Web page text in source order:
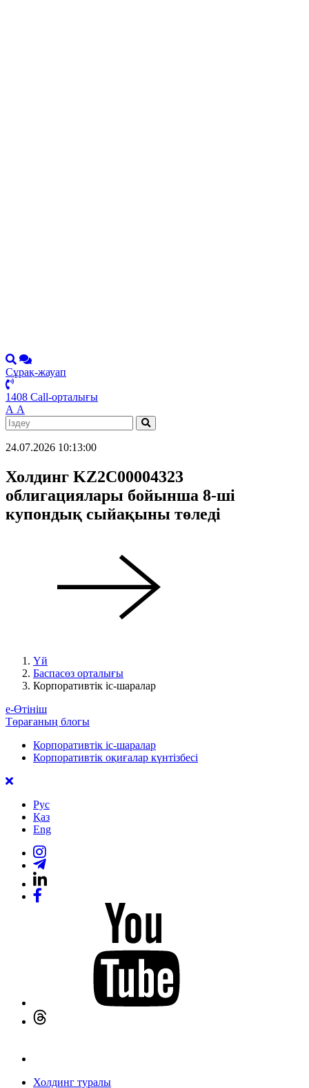
Сұрақ-жауап
1408 Call-орталығы
А А
24.07.2026 10:13:00
Холдинг KZ2C00004323
облигациялары бойынша 8-ші
купондық сыйақыны төледі
Үй
Баспасөз орталығы
Корпоративтік іс-шаралар
е-Өтініш
Төрағаның блогы
Корпоративтік іс-шаралар
Корпоративтік оқиғалар күнтізбесі
Рус
Қаз
Eng
Холдинг туралы